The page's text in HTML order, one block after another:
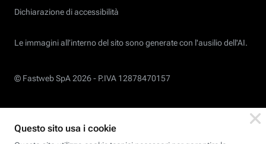
Dichiarazione di accessibilità
Le immagini all’interno del sito sono generate con l'ausilio dell'AI.
© Fastweb SpA 2026 - P.IVA 12878470157